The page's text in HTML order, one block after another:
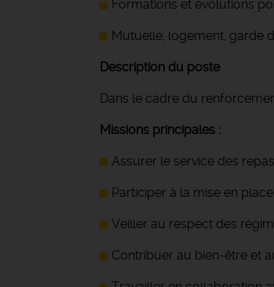
Formations et évolutions
Mutuelle, logement, garde
Description du poste
Dans le cadre du
Missions principales :
Assurer le service des
Participer à la mise en
Veiller au respect des
Contribuer au bien-être et